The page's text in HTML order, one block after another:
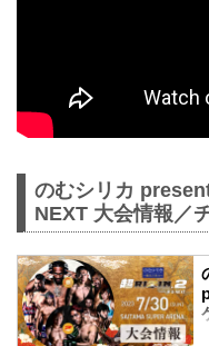
のむシリカ
NEXT 大会情報／